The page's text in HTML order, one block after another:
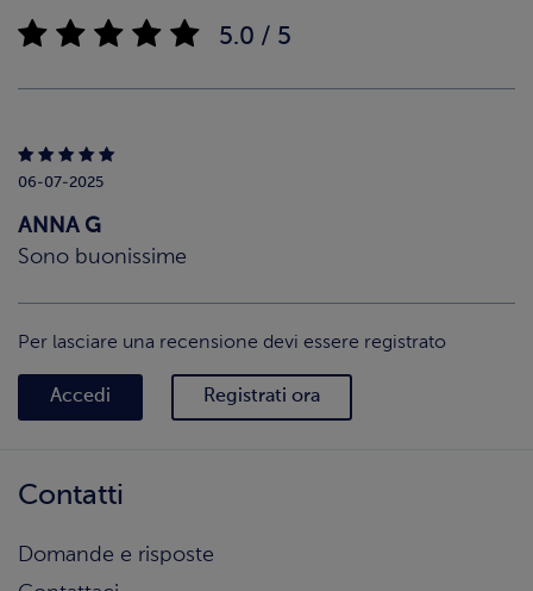
5.0 / 5
06-07-2025
ANNA G
Sono buonissime
Per lasciare una recensione devi essere registrato
Accedi Registrati ora
Contatti
Domande e risposte